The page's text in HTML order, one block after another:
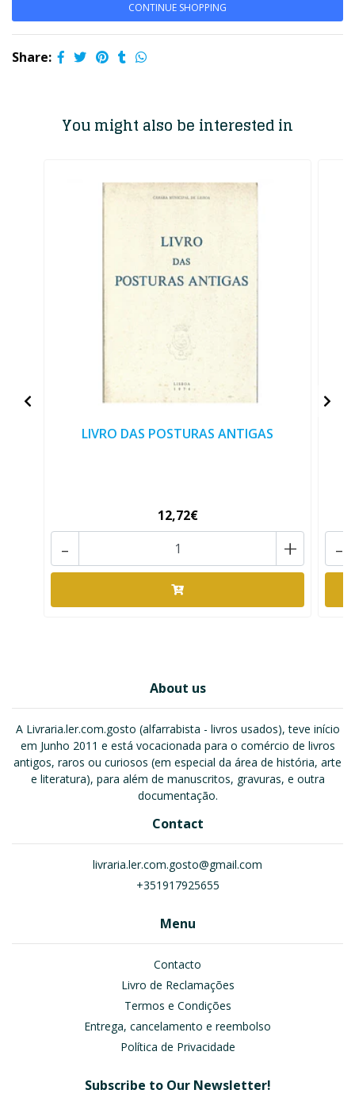
CONTINUE SHOPPING
Share:
You might also be interested in
LIVRO DAS POSTURAS ANTIGAS
12,72€
+
- -
About us
A Livraria.ler.com.gosto (alfarrabista - livros usados), teve início
em Junho 2011 e está vocacionada para o comércio de livros
antigos, raros ou curiosos (em especial da área de história, arte
e literatura), para além de manuscritos, gravuras, e outra
documentação.
Contact
livraria.ler.com.gosto@gmail.com
+351917925655
Menu
Contacto
Livro de Reclamações
Termos e Condições
Entrega, cancelamento e reembolso
Política de Privacidade
Subscribe to Our Newsletter!